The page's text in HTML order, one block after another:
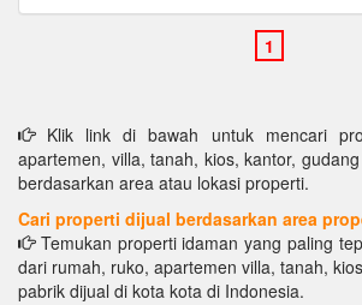
Klik link di bawah untuk mencari
apartemen, villa, tanah, kios, kantor,
berdasarkan area atau lokasi properti.
Cari properti dijual berdasarkan area
Temukan properti idaman yang paling
dari rumah, ruko, apartemen villa, tanah,
pabrik dijual di kota kota di Indonesia.